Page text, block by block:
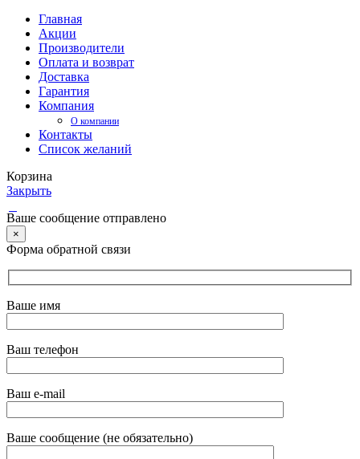
Главная
Акции
Производители
Оплата и возврат
Доставка
Гарантия
Компания
О компании
Контакты
Список желаний
Корзина
Закрыть
Ваше сообщение отправлено
×
Форма обратной связи
Ваше имя
Ваш телефон
Ваш e-mail
Ваше сообщение (не обязательно)